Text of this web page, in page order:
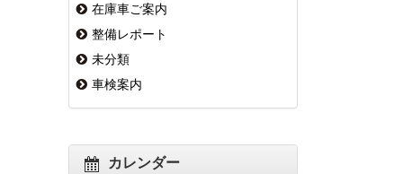
在庫車ご案内
整備レポート
未分類
車検案内
カレンダー